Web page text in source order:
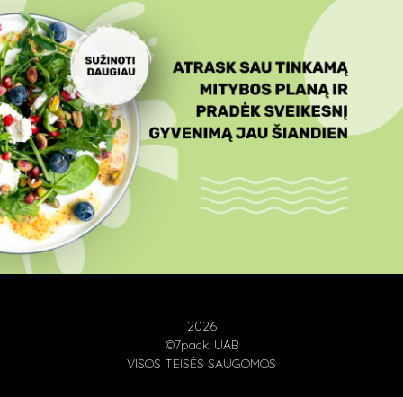
2026
©7pack, UAB
VISOS TEISĖS SAUGOMOS